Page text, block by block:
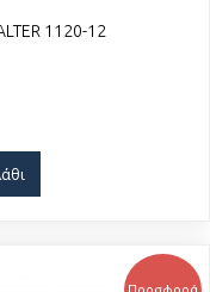
1120-12